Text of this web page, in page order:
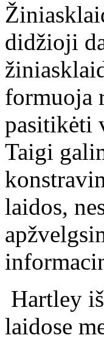
didžioji
formuoja
pasitikėti
Taigi
laidos,
Hartley
laidose